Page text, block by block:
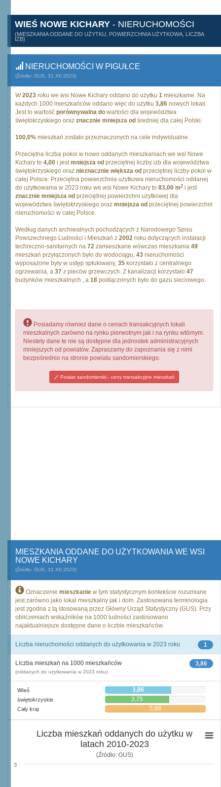
WIEŚ NOWE KICHARY - NIERUCHOMOŚCI
(MIESZKANIA ODDANE DO UŻYTKU, POWIERZCHNIA UŻYTKOWA, LICZBA
IZB)
NIERUCHOMOŚCI W PIGUŁCE
(Źródło: GUS, 31.XII.2023)
W2023 roku we wsi Nowe Kichary oddano do użytku 1 mieszkanie. Na
każdych 1000 mieszkańców oddano więc do użytku 3,86 nowych lokali.
Jest to wartość porównywalna do wartości dla województwa
świętokrzyskiego oraz znacznie mniejsza od średniej dla całej Polski.
100,0% mieszkań zostało przeznaczonych na cele indywidualne.
Przeciętna liczba pokoi w nowo oddanych mieszkaniach we wsi Nowe
Kichary to 4,00 i jestmniejsza od przeciętnej liczby izb dla województwa
świętokrzyskiego oraz nieznacznie większa od przeciętnej liczby pokoi w
całej Polsce. Przeciętna powierzchnia użytkowa nieruchomości oddanej
do użytkowania w 2023 roku we wsi Nowe Kichary to 83,00 m2 i jest
znacznie mniejsza od przeciętnej powierzchni użytkowej dla
województwa świętokrzyskiego oraz mniejsza od przeciętnej powierzchni
nieruchomości w całej Polsce.
Według danych archiwalnych pochodzących z Narodowego Spisu
Powszechnego Ludności i Mieszkań z 2002 roku dotyczących instalacji
techniczno-sanitarnych na 72 zamieszkane wówczas mieszkania 49
mieszkań przyłączonych było do wodociągu, 43 nieruchomości
wyposażone były w ustęp spłukiwany, 35 korzystało z centralnego
ogrzewania, a 37 z pieców grzewczych. Z kanalizacji korzystało 47
budynków mieszkalnych , a 18 podłączonych było do gazu sieciowego.
Posiadamy również dane o cenach transakcyjnych lokali
mieszkalnych zarówno na rynku pierwotnym jak i na rynku wtórnym.
Niestety dane te nie są dostępne dla jednostek administracyjnych
mniejszych od powiatów. Zapraszamy do zapoznania się z nimi
bezpośrednio na stronie powiatu sandomierskiego.
Powiat sandomierski - ceny transakcyjne mieszkań
MIESZKANIA ODDANE DO UŻYTKOWANIA WE WSI
NOWE KICHARY
(Źródło: GUS, 31.XII.2023)
Oznaczenie mieszkanie w tym statystycznym kontekście rozumiane
jest zarówno jako lokal mieszkalny jak i dom. Zastosowana terminologia
jest zgodna z tą stosowaną przez Główny Urząd Statystyczny (GUS). Przy
obliczeniach wskaźników na 1000 ludności zastosowano
najaktualniejsze dostępne dane o liczbie mieszkańców.
1
Liczba nieruchomości oddanych do użytkowania w 2023 roku
3,86
Liczba mieszkań na 1000 mieszkańców
(oddanych do użytkowania w 2023 roku)
Wieś 3,86
świętokrzyskie 3,75
Cały kraj 5,88
Liczba mieszkań oddanych do użytku w
latach 2010-2023
(Źródło: GUS)
3